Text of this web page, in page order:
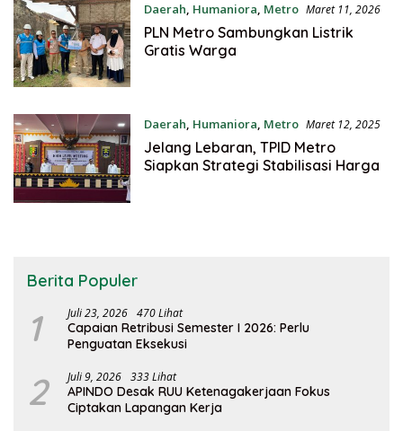
Daerah, Humaniora, Metro Maret 11, 2026
PLN Metro Sambungkan Listrik
Gratis Warga
Daerah, Humaniora, Metro Maret 12, 2025
Jelang Lebaran, TPID Metro
Siapkan Strategi Stabilisasi Harga
Berita Populer
1 Juli 23, 2026 470 Lihat
Capaian Retribusi Semester I 2026: Perlu
Penguatan Eksekusi
2 Juli 9, 2026 333 Lihat
APINDO Desak RUU Ketenagakerjaan Fokus
Ciptakan Lapangan Kerja